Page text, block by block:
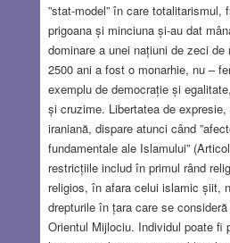
”stat-model” în care totalitarismul,
prigoana și minciuna și-au dat
dominare a unei națiuni de zeci
2500 ani a fost o monarhie, nu –
exemplu de democrație și
și cruzime. Libertatea de
iraniană, dispare atunci când
fundamentale ale Islamului”
restricțiile includ în primul rând
religios, în afara celui islamic șiit,
drepturile în țara care se
Orientul Mijlociu. Individul poate fi